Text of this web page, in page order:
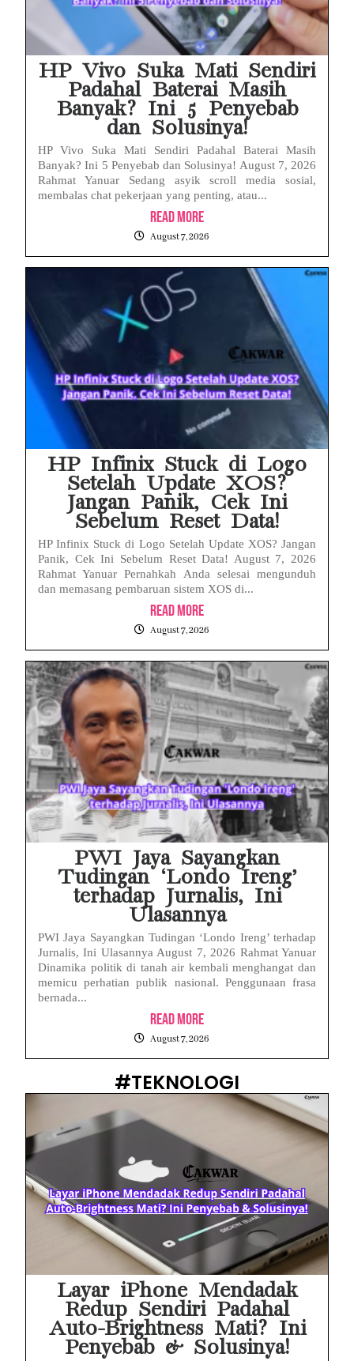
HP Vivo Suka Mati Sendiri
Padahal Baterai Masih
Banyak? Ini 5 Penyebab
dan Solusinya!
HP Vivo Suka Mati Sendiri Padahal Baterai Masih
Banyak? Ini 5 Penyebab dan Solusinya! August 7, 2026
Rahmat Yanuar Sedang asyik scroll media sosial,
membalas chat pekerjaan yang penting, atau...
Read More
August 7, 2026
HP Infinix Stuck di Logo
Setelah Update XOS?
Jangan Panik, Cek Ini
Sebelum Reset Data!
HP Infinix Stuck di Logo Setelah Update XOS? Jangan
Panik, Cek Ini Sebelum Reset Data! August 7, 2026
Rahmat Yanuar Pernahkah Anda selesai mengunduh
dan memasang pembaruan sistem XOS di...
Read More
August 7, 2026
PWI Jaya Sayangkan
Tudingan ‘Londo Ireng’
terhadap Jurnalis, Ini
Ulasannya
PWI Jaya Sayangkan Tudingan ‘Londo Ireng’ terhadap
Jurnalis, Ini Ulasannya August 7, 2026 Rahmat Yanuar
Dinamika politik di tanah air kembali menghangat dan
memicu perhatian publik nasional. Penggunaan frasa
bernada...
Read More
August 7, 2026
#TEKNOLOGI
Layar iPhone Mendadak
Redup Sendiri Padahal
Auto-Brightness Mati? Ini
Penyebab & Solusinya!